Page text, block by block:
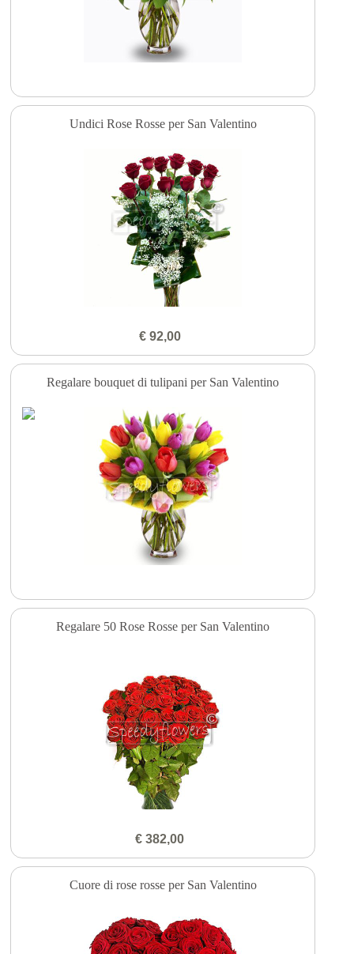
Undici Rose Rosse per San Valentino
€ 92,00
Regalare bouquet di tulipani per San Valentino
Regalare 50 Rose Rosse per San Valentino
€ 382,00
Cuore di rose rosse per San Valentino